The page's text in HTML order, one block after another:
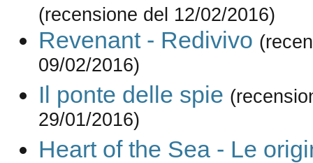
(recensione del 12/02/2016)
Revenant - Redivivo
09/02/2016)
Il ponte delle spie
29/01/2016)
Heart of the Sea - Le